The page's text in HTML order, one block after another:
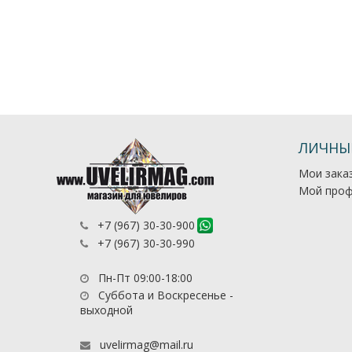
+7 (967) 30-30-900
+7 (967) 30-30-990
Пн-Пт 09:00-18:00
Суббота и Воскресенье -
выходной
uvelirmag@mail.ru
Мои
Мой